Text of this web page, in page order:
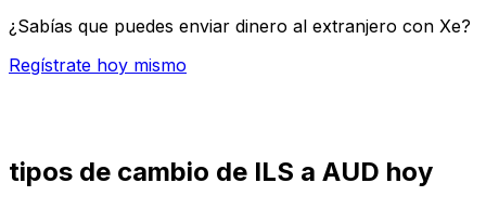
¿Sabías que puedes enviar dinero al extranjero con Xe?
Regístrate hoy mismo
tipos de cambio de ILS a AUD hoy